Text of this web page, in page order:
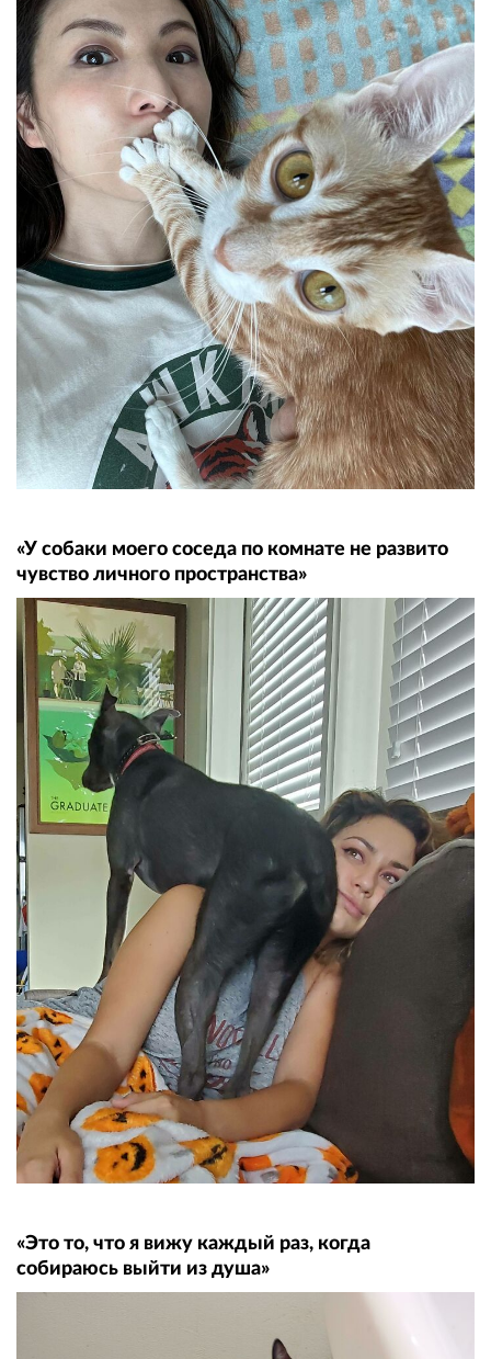
«У собаки моего соседа по комнате не развито
чувство личного пространства»
«Это то, что я вижу каждый раз, когда
собираюсь выйти из душа»